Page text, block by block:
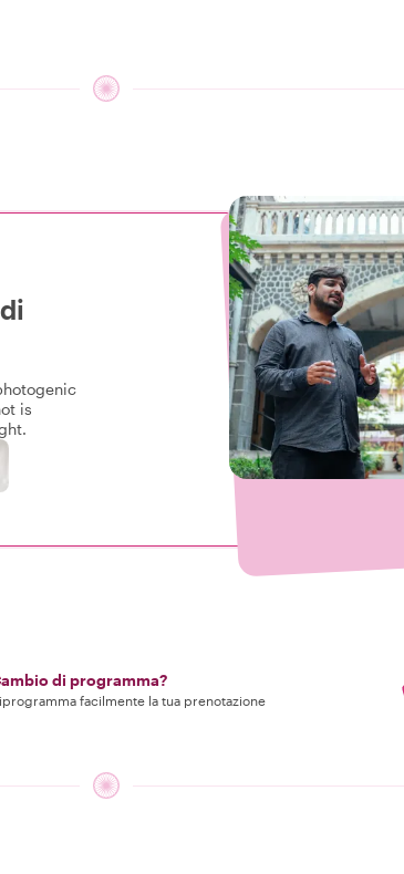
is
di programma?
facilmente la tua prenotazione